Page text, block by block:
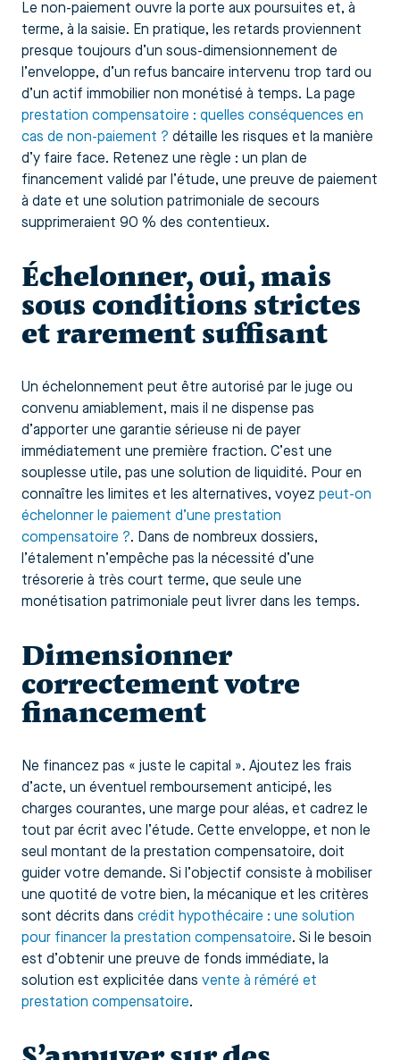
Le non-paiement ouvre la porte aux poursuites et, à
terme, à la saisie. En pratique, les retards proviennent
presque toujours d’un sous-dimensionnement de
l’enveloppe, d’un refus bancaire intervenu trop tard ou
d’un actif immobilier non monétisé à temps. La page
prestation compensatoire : quelles conséquences en
cas de non-paiement ? détaille les risques et la manière
d’y faire face. Retenez une règle : un plan de
financement validé par l’étude, une preuve de paiement
à date et une solution patrimoniale de secours
supprimeraient 90 % des contentieux.
Échelonner, oui, mais
sous conditions strictes
et rarement suffisant
Un échelonnement peut être autorisé par le juge ou
convenu amiablement, mais il ne dispense pas
d’apporter une garantie sérieuse ni de payer
immédiatement une première fraction. C’est une
souplesse utile, pas une solution de liquidité. Pour en
connaître les limites et les alternatives, voyez peut-on
échelonner le paiement d’une prestation
compensatoire ?. Dans de nombreux dossiers,
l’étalement n’empêche pas la nécessité d’une
trésorerie à très court terme, que seule une
monétisation patrimoniale peut livrer dans les temps.
Dimensionner
correctement votre
financement
Ne financez pas « juste le capital ». Ajoutez les frais
d’acte, un éventuel remboursement anticipé, les
charges courantes, une marge pour aléas, et cadrez le
tout par écrit avec l’étude. Cette enveloppe, et non le
seul montant de la prestation compensatoire, doit
guider votre demande. Si l’objectif consiste à mobiliser
une quotité de votre bien, la mécanique et les critères
sont décrits dans crédit hypothécaire : une solution
pour financer la prestation compensatoire. Si le besoin
est d’obtenir une preuve de fonds immédiate, la
solution est explicitée dans vente à réméré et
prestation compensatoire.